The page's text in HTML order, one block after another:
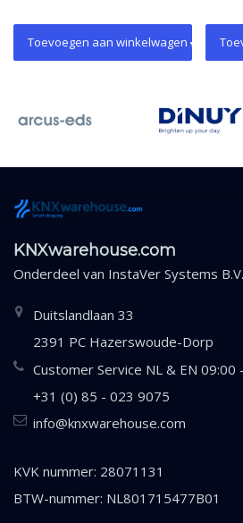
Toevoegen aan winkelwagen
KNXwarehouse.com
Onderdeel van InstaVer Systems B.V.
Duitslandlaan 33
2391 PC Hazerswoude-Dorp
Customer Service NL & EN 09:00
+31 (0) 85 - 023 9075
info@knxwarehouse.com
KVK nummer: 28071131
BTW-nummer: NL801715477B01